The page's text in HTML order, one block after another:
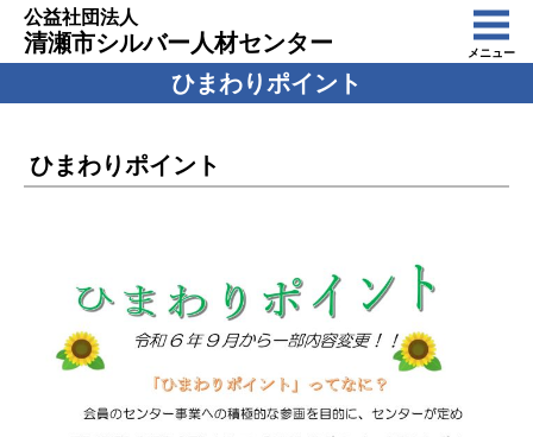
公益社団法人
清瀬市シルバー人材センター メニュー
ひまわりポイント
ひまわりポイント